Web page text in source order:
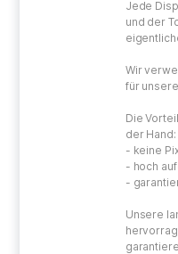
Jede
und der
Wir
für
Die
der Hand:
- keine
- hoch
-
Unsere